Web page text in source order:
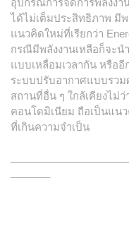
ได้ไม่เต็มประสิทธิภาพ มีพ
แนวคิดใหม่ที่เรียกว่า
กรณีมีพลังงานเหลือก็จะน
แบบเหลื่อมเวลากัน หรืออี
ระบบปรับอากาศแบบรวม
สถานที่อื่น ๆ ใกล้เคียงไม่
คอนโดมิเนียม ถือเป็นแน
ที่เกินความจำเป็น